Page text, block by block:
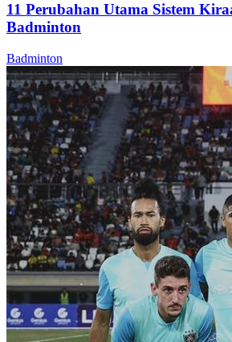
11 Perubahan Utama Sistem
Badminton
Badminton